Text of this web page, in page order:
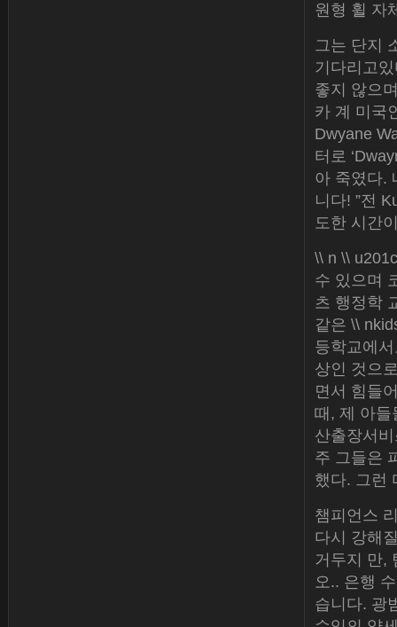
원형 휠 자
그는 단지
기다리고
좋지 않으
카 계 미국
Dwyane
터로
아 죽였다.
니다! ”전
도한 시간
\\ n \\
수 있으며
츠 행정학
같은 \\
등학교에
상인 것으
면서 힘들
때, 제 아들
산출장서
주 그들은
했다. 그런
챔피언스
다시 강해
거두지 만,
오.. 은행
습니다. 광